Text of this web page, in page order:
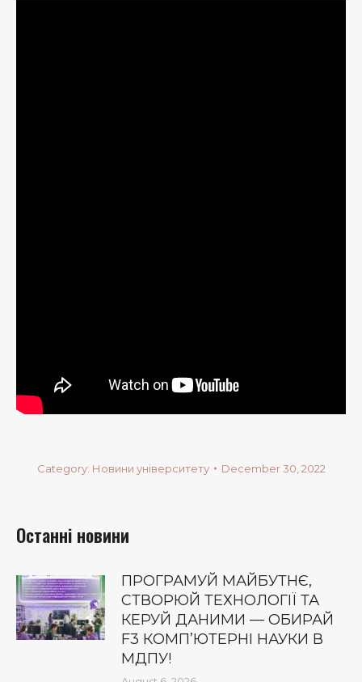
Category: Новини університету December 30, 2022
Останні новини
ПРОГРАМУЙ МАЙБУТНЄ,
СТВОРЮЙ ТЕХНОЛОГІЇ ТА
КЕРУЙ ДАНИМИ — ОБИРАЙ
F3 КОМП’ЮТЕРНІ НАУКИ В
МДПУ!